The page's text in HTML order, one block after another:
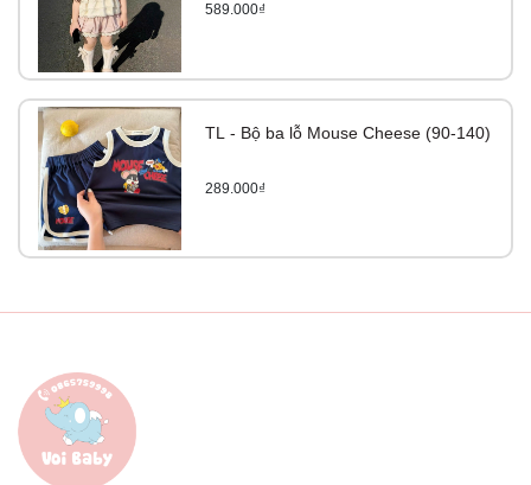
589.000₫
TL - Bộ ba lỗ Mouse Cheese (90-140)
289.000₫